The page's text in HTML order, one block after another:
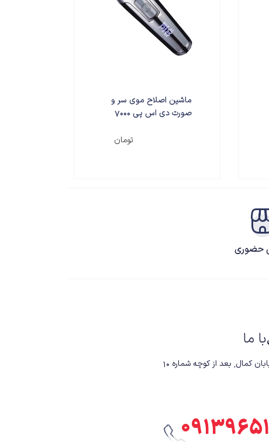
ماشین اصلاح موی سر و
صورت دی اس پی 7000
تومان
حضوری
با ما
از کوچه شماره ۱۰